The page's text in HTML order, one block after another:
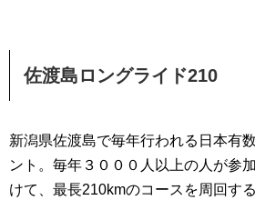
佐渡島ロングライド210
新潟県佐渡島で毎年行われる日本有
ント。毎年３０００人以上の人が参
けて、最長210kmのコースを周回する